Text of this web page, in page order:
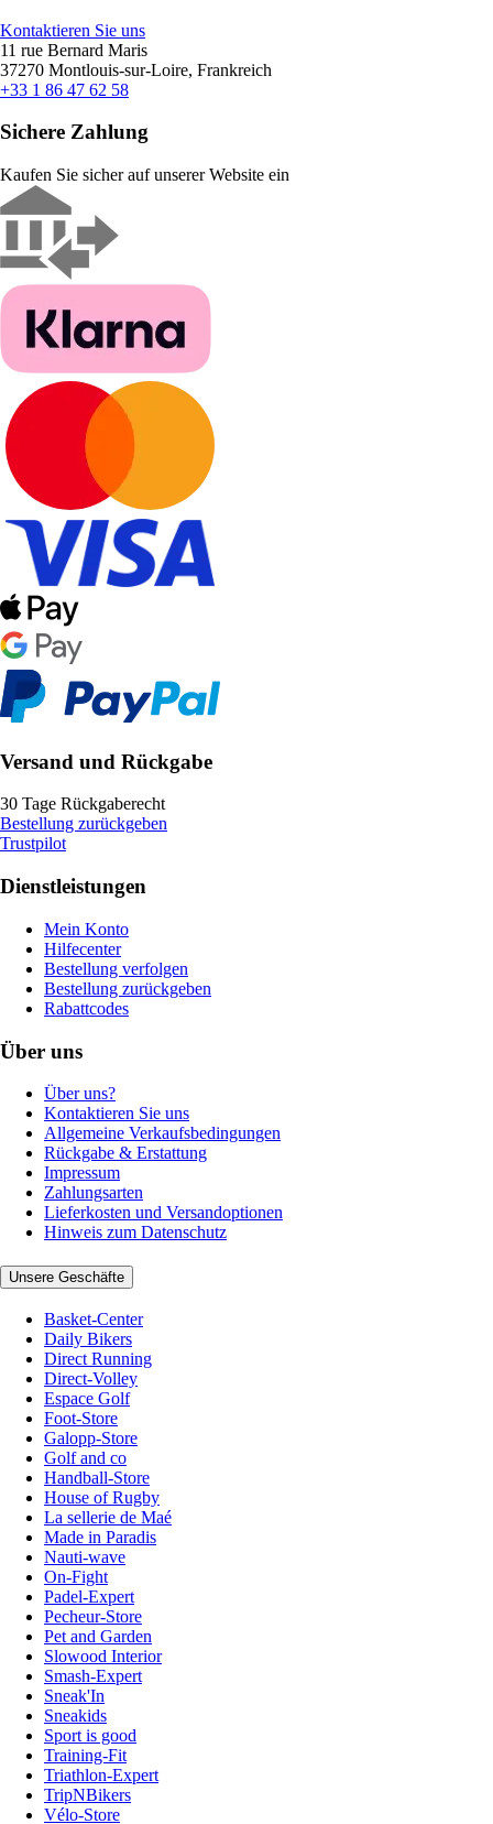
Kontaktieren Sie uns
11 rue Bernard Maris
37270 Montlouis-sur-Loire, Frankreich
+33 1 86 47 62 58
Sichere Zahlung
Kaufen Sie sicher auf unserer Website ein
Versand und Rückgabe
30 Tage Rückgaberecht
Bestellung zurückgeben
Trustpilot
Dienstleistungen
Mein Konto
Hilfecenter
Bestellung verfolgen
Bestellung zurückgeben
Rabattcodes
Über uns
Über uns?
Kontaktieren Sie uns
Allgemeine Verkaufsbedingungen
Rückgabe & Erstattung
Impressum
Zahlungsarten
Lieferkosten und Versandoptionen
Hinweis zum Datenschutz
Unsere Geschäfte
Basket-Center
Daily Bikers
Direct Running
Direct-Volley
Espace Golf
Foot-Store
Galopp-Store
Golf and co
Handball-Store
House of Rugby
La sellerie de Maé
Made in Paradis
Nauti-wave
On-Fight
Padel-Expert
Pecheur-Store
Pet and Garden
Slowood Interior
Smash-Expert
Sneak'In
Sneakids
Sport is good
Training-Fit
Triathlon-Expert
TripNBikers
Vélo-Store